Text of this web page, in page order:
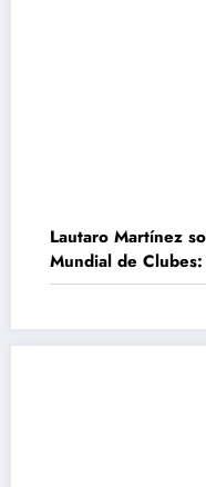
Lautaro Martínez
Mundial de